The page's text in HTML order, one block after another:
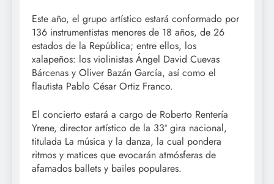
Este año, el grupo artístico estará conformado por
136 instrumentistas menores de 18 años, de 26
estados de la República; entre ellos, los
xalapeños: los violinistas Ángel David Cuevas
Bárcenas y Oliver Bazán García, así como el
flautista Pablo César Ortiz Franco.
El concierto estará a cargo de Roberto Rentería
Yrene, director artístico de la 33ª gira nacional,
titulada La música y la danza, la cual pondera
ritmos y matices que evocarán atmósferas de
afamados ballets y bailes populares.